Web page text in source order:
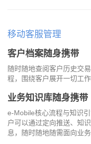
移动客服管理
客户档案随身携带
随时随地查阅客户历史交
程，围绕客户展开一切工
业务知识库随身携带
e-Mobile核心流程与知识
户可以通过定向推送、知
息，随时随地随需面向业